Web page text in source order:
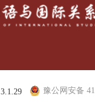
豫公网安备